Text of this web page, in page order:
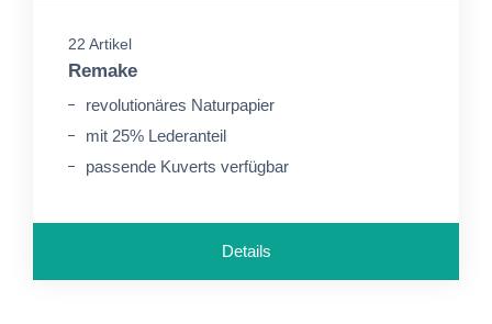
22 Artikel
Remake
revolutionäres Naturpapier
mit 25% Lederanteil
passende Kuverts verfügbar
Details